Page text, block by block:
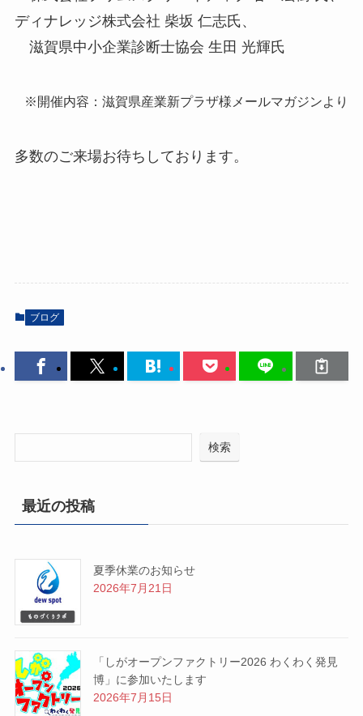
ディナレッジ株式会社 柴坂 仁志氏、
滋賀県中小企業診断士協会 生田 光輝氏
※開催内容：滋賀県産業新プラザ様メールマガジンより
多数のご来場お待ちしております。
ブログ
検索
最近の投稿
夏季休業のお知らせ
2026年7月21日
「しがオープンファクトリー2026 わくわく発見
博」に参加いたします
2026年7月15日